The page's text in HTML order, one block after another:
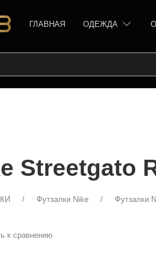
ГЛАВНАЯ ОДЕЖДА
Streetgato
Футзалки Nike Футзалки
к сравнению